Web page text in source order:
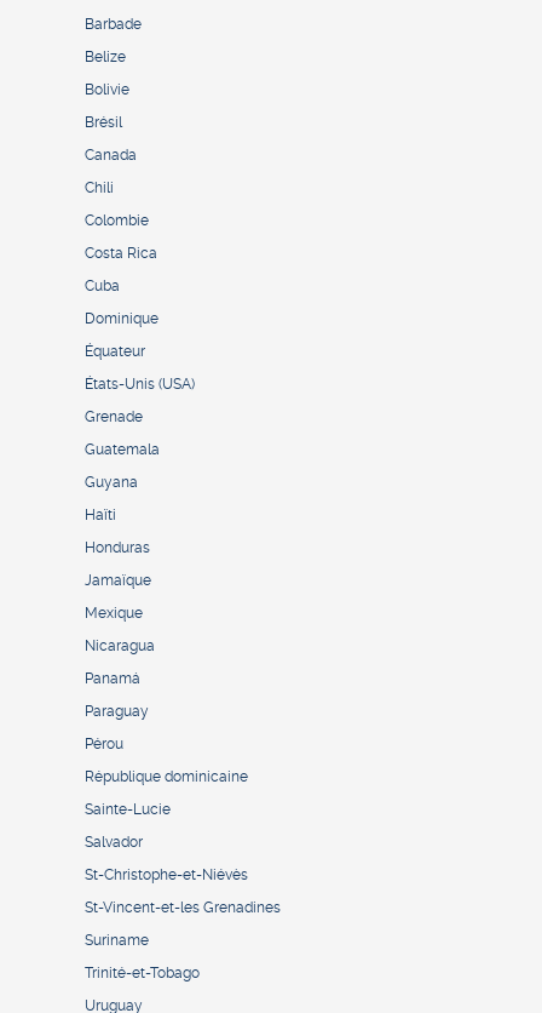
Barbade
Belize
Bolivie
Brésil
Canada
Chili
Colombie
Costa Rica
Cuba
Dominique
Équateur
États-Unis (USA)
Grenade
Guatemala
Guyana
Haïti
Honduras
Jamaïque
Mexique
Nicaragua
Panamá
Paraguay
Pérou
République dominicaine
Sainte-Lucie
Salvador
St-Christophe-et-Niévès
St-Vincent-et-les Grenadines
Suriname
Trinité-et-Tobago
Uruguay